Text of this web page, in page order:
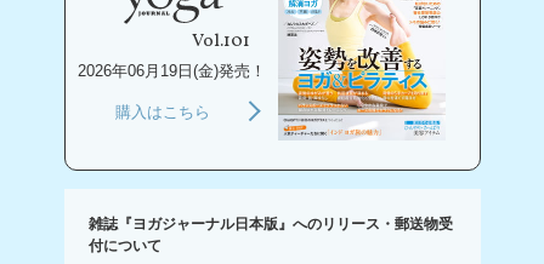
Vol.101
2026年06月19日(金)発売！
購入はこちら
雑誌『ヨガジャーナル日本版』へのリリース・郵送物受
付について